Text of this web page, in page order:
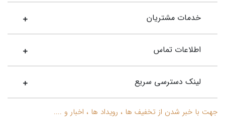
خدمات مشتریان
اطلاعات تماس
لینک دسترسی سریع
جهت با خبر شدن از تخفیف ها ، رویداد ها ، اخبار و ....